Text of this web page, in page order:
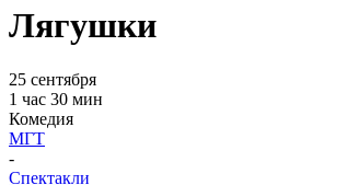
Лягушки
25 сентября
1 час 30 мин
Комедия
МГТ
-
Спектакли